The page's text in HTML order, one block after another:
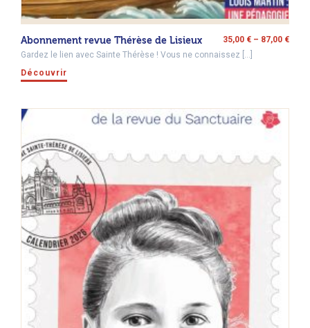
Abonnement revue Thérèse de Lisieux 35,00 € – 87,00 €
Gardez le lien avec Sainte Thérèse ! Vous ne connaissez […]
Découvrir